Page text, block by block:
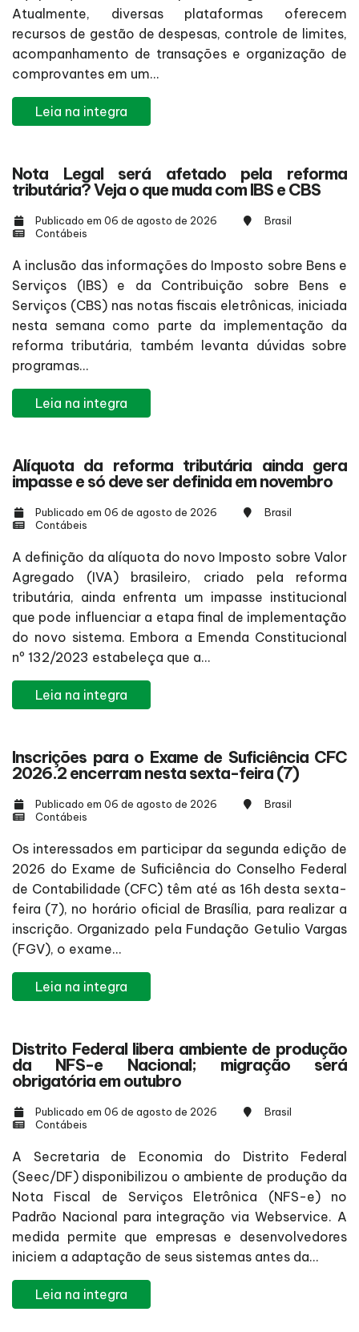
Atualmente, diversas plataformas oferecem
recursos de gestão de despesas, controle de limites,
acompanhamento de transações e organização de
comprovantes em um...
Leia na integra
Nota Legal será afetado pela reforma
tributária? Veja o que muda com IBS e CBS
Publicado em 06 de agosto de 2026
Brasil
Contábeis
A inclusão das informações do Imposto sobre Bens e
Serviços (IBS) e da Contribuição sobre Bens e
Serviços (CBS) nas notas fiscais eletrônicas, iniciada
nesta semana como parte da implementação da
reforma tributária, também levanta dúvidas sobre
programas...
Leia na integra
Alíquota da reforma tributária ainda gera
impasse e só deve ser definida em novembro
Publicado em 06 de agosto de 2026
Brasil
Contábeis
A definição da alíquota do novo Imposto sobre Valor
Agregado (IVA) brasileiro, criado pela reforma
tributária, ainda enfrenta um impasse institucional
que pode influenciar a etapa final de implementação
do novo sistema. Embora a Emenda Constitucional
nº 132/2023 estabeleça que a...
Leia na integra
Inscrições para o Exame de Suficiência CFC
2026.2 encerram nesta sexta-feira (7)
Publicado em 06 de agosto de 2026
Brasil
Contábeis
Os interessados em participar da segunda edição de
2026 do Exame de Suficiência do Conselho Federal
de Contabilidade (CFC) têm até as 16h desta sexta-
feira (7), no horário oficial de Brasília, para realizar a
inscrição. Organizado pela Fundação Getulio Vargas
(FGV), o exame...
Leia na integra
Distrito Federal libera ambiente de produção
da NFS-e Nacional; migração será
obrigatória em outubro
Publicado em 06 de agosto de 2026
Brasil
Contábeis
A Secretaria de Economia do Distrito Federal
(Seec/DF) disponibilizou o ambiente de produção da
Nota Fiscal de Serviços Eletrônica (NFS-e) no
Padrão Nacional para integração via Webservice. A
medida permite que empresas e desenvolvedores
iniciem a adaptação de seus sistemas antes da...
Leia na integra